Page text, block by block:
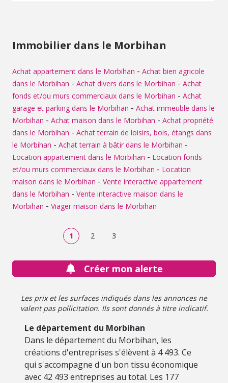
+ WC Seconde chambre Grenier isolé Terrasse attenante
édifié sur 186m². 🏡 Gîte indépendant (env. 56 m²) – Idéal
location touristique ou accueil familial Accès séparé par le
pignon : Entrée, cuisine ouverte sur séjour/salon Une
chambre au rez-de-chaussée Salle d’eau avec WC
Chambre en mezzanine ✅ Idéal pour investisseurs,
porteurs de projets en hôtellerie/restauration ou
résidence principale avec activité annexe. 📌 DPE,
diagnostics techniques et informations sur les risques
disponibles sur : 👉 www.georisques.gouv.fr 📞 Pour en
savoir plus ou organiser une visite, contactez notre office
notarial. Une belle opportunité de vente immobilière à
SAINTE-BRIGITTE, alliant Bar commercial, Gîte et
Logement dans un cadre paisible du Morbihan.
Immobilier dans le Morbihan
Achat appartement dans le Morbihan - Achat bien agricole
dans le Morbihan - Achat divers dans le Morbihan - Achat
fonds et/ou murs commerciaux dans le Morbihan - Achat
garage et parking dans le Morbihan - Achat immeuble dans le
Morbihan - Achat maison dans le Morbihan - Achat propriété
dans le Morbihan - Achat terrain de loisirs, bois, étangs dans
le Morbihan - Achat terrain à bâtir dans le Morbihan -
Location appartement dans le Morbihan - Location fonds
et/ou murs commerciaux dans le Morbihan - Location
maison dans le Morbihan - Vente interactive appartement
dans le Morbihan - Vente interactive maison dans le
Morbihan - Viager maison dans le Morbihan
1 2 3
Créer mon alerte
Les prix et les surfaces indiqués dans les annonces ne
valent pas pollicitation. Ils sont donnés à titre indicatif.
Le département du Morbihan
Dans le département du Morbihan, les
créations d'entreprises s'élèvent à 4 493. Ce
qui s'accompagne d'un bon tissu économique
avec 42 493 entreprises au total. Les 177